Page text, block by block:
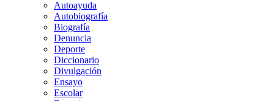
Autoayuda
Autobiografía
Biografía
Denuncia
Deporte
Diccionario
Divulgación
Ensayo
Escolar